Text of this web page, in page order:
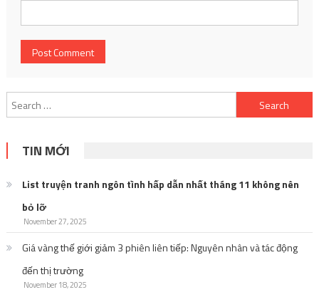
Search
for:
TIN MỚI
List truyện tranh ngôn tình hấp dẫn nhất tháng 11 không nên
bỏ lỡ
November 27, 2025
Giá vàng thế giới giảm 3 phiên liên tiếp: Nguyên nhân và tác động
đến thị trường
November 18, 2025